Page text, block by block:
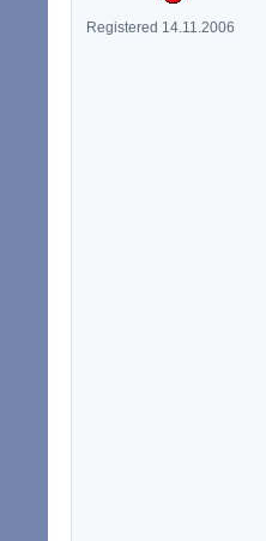
Registered 14.11.2006